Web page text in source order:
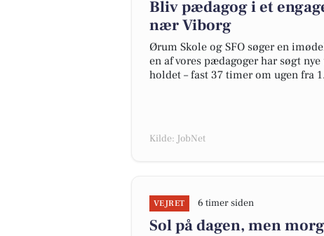
Bliv pædagog i et
nær Viborg
Ørum Skole og SFO søger en
en af vores pædagoger har søgt
holdet – fast 37 timer om ugen fra
Kilde: JobNet
VEJRET 6 timer siden
Sol på dagen, men